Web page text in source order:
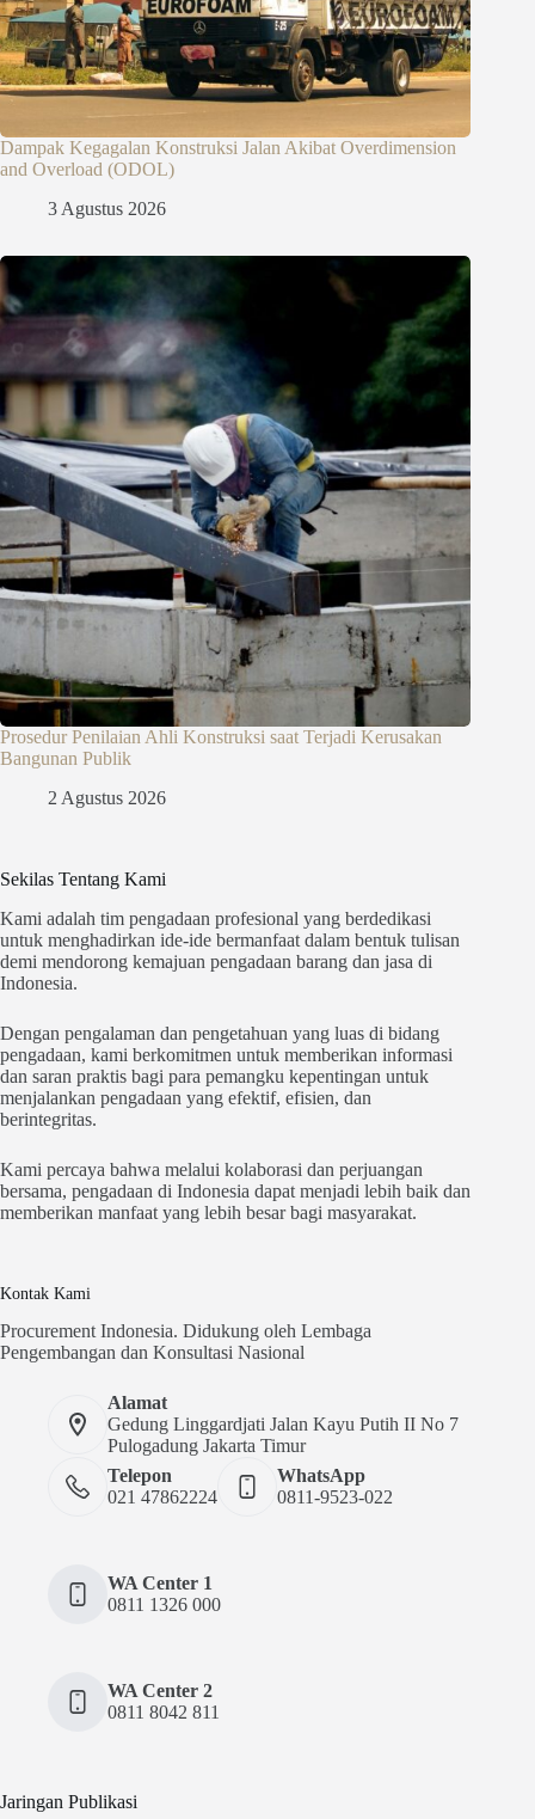
Dampak Kegagalan Konstruksi Jalan Akibat Overdimension
and Overload (ODOL)
3 Agustus 2026
Prosedur Penilaian Ahli Konstruksi saat Terjadi Kerusakan
Bangunan Publik
2 Agustus 2026
Sekilas Tentang Kami
Kami adalah tim pengadaan profesional yang berdedikasi
untuk menghadirkan ide-ide bermanfaat dalam bentuk tulisan
demi mendorong kemajuan pengadaan barang dan jasa di
Indonesia.
Dengan pengalaman dan pengetahuan yang luas di bidang
pengadaan, kami berkomitmen untuk memberikan informasi
dan saran praktis bagi para pemangku kepentingan untuk
menjalankan pengadaan yang efektif, efisien, dan
berintegritas.
Kami percaya bahwa melalui kolaborasi dan perjuangan
bersama, pengadaan di Indonesia dapat menjadi lebih baik dan
memberikan manfaat yang lebih besar bagi masyarakat.
Kontak Kami
Procurement Indonesia. Didukung oleh Lembaga
Pengembangan dan Konsultasi Nasional
Alamat
Gedung Linggardjati Jalan Kayu Putih II No 7
Pulogadung Jakarta Timur
Telepon
021 47862224
WhatsApp
0811-9523-022
WA Center 1
0811 1326 000
WA Center 2
0811 8042 811
Jaringan Publikasi